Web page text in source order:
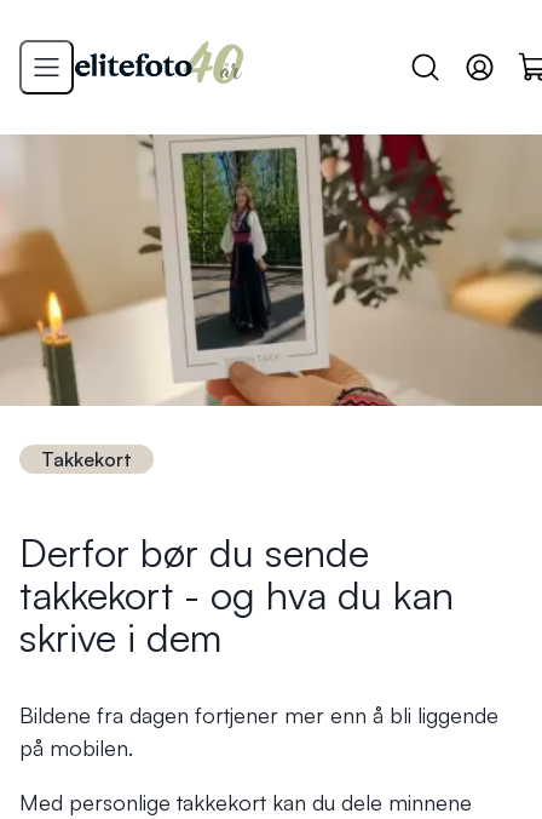
Derfor bør du sende
takkekort - og hva du kan
skrive i dem
Bildene fra dagen fortjener mer enn å bli liggende
på mobilen.
Med personlige takkekort kan du dele minnene
Takkekort